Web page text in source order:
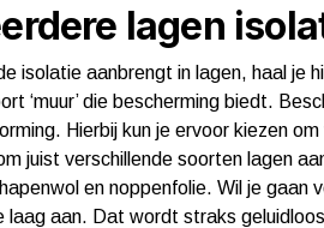
lagen
isolatie aanbrengt in lagen, haal je
‘muur’ die bescherming biedt.
Hierbij kun je ervoor kiezen
juist verschillende soorten lagen
en noppenfolie. Wil je gaan
laag aan. Dat wordt straks